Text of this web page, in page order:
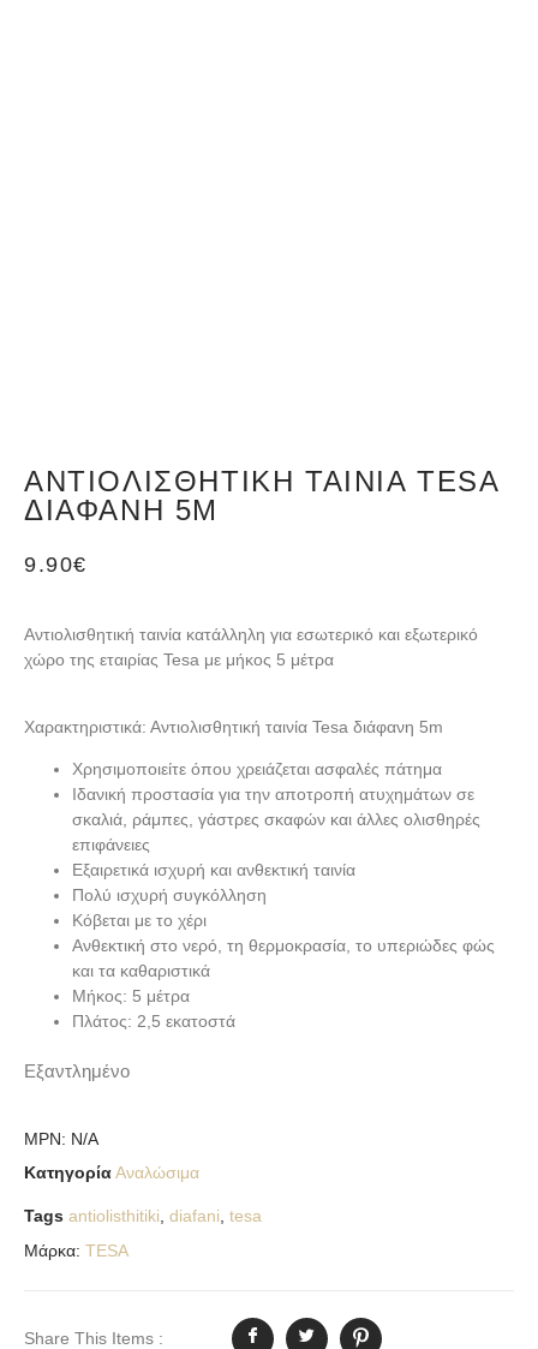
ΑΝΤΙΟΛΙΣΘΗΤΙΚΉ ΤΑΙΝΊΑ TESA
ΔΙΆΦΑΝΗ 5M
9.90€
Αντιολισθητική ταινία κατάλληλη για εσωτερικό και εξωτερικό
χώρο της εταιρίας Tesa με μήκος 5 μέτρα
Χαρακτηριστικά: Αντιολισθητική ταινία Tesa διάφανη 5m
Χρησιμοποιείτε όπου χρειάζεται ασφαλές πάτημα
Ιδανική προστασία για την αποτροπή ατυχημάτων σε
σκαλιά, ράμπες, γάστρες σκαφών και άλλες ολισθηρές
επιφάνειες
Εξαιρετικά ισχυρή και ανθεκτική ταινία
Πολύ ισχυρή συγκόλληση
Κόβεται με το χέρι
Ανθεκτική στο νερό, τη θερμοκρασία, το υπεριώδες φώς
και τα καθαριστικά
Μήκος: 5 μέτρα
Πλάτος: 2,5 εκατοστά
Εξαντλημένο
MPN: N/A
ΚατηγορίαΑναλώσιμα
Tags antiolisthitiki diafani tesa
Μάρκα: TESA
Share This Items :